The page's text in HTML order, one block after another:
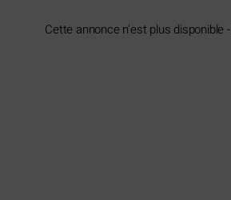
Cette annonce n'est plus disponible -